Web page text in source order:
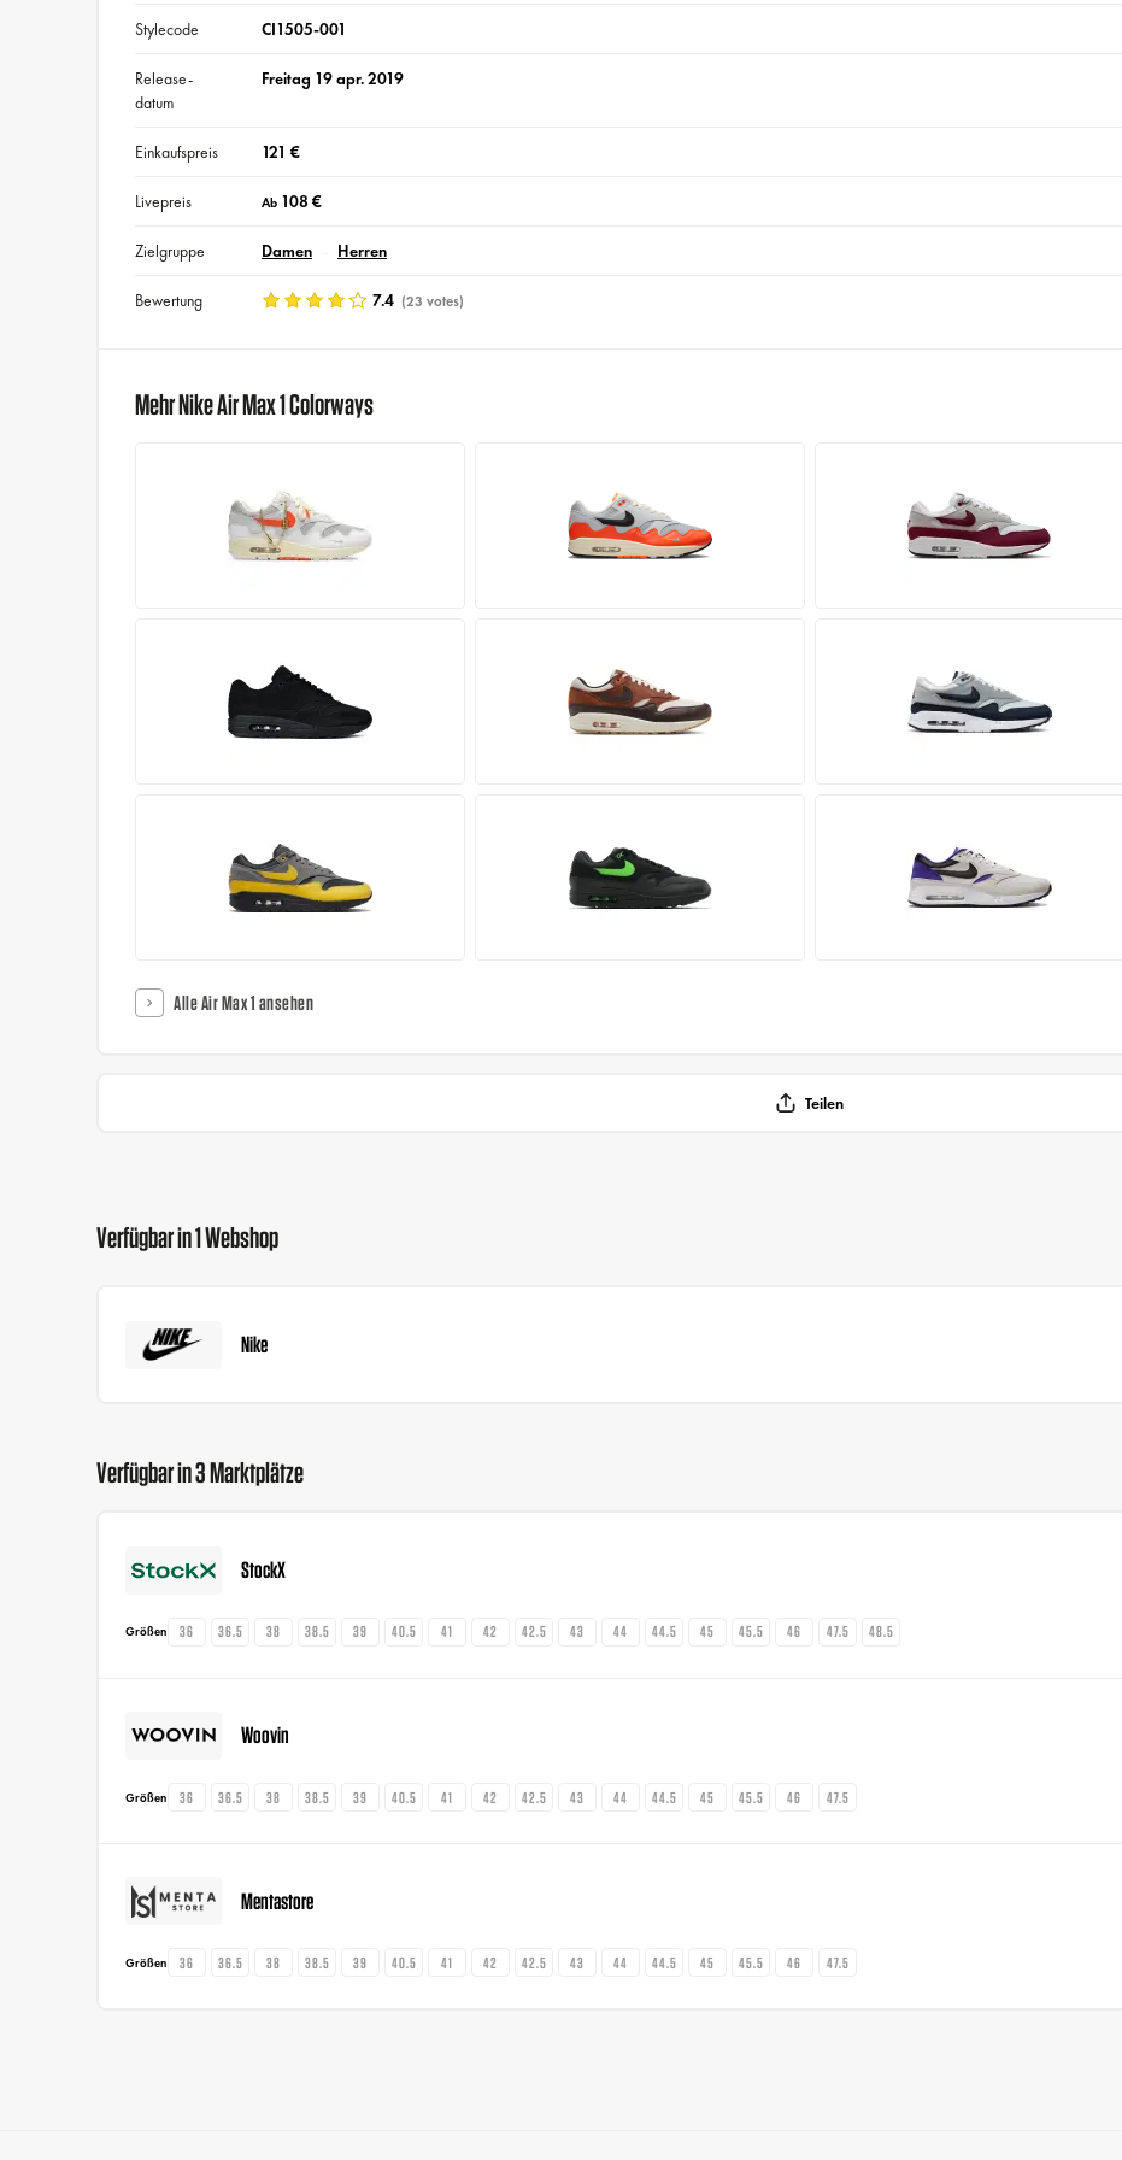
Stylecode CI1505-001
Release-
datum
Freitag 19 apr. 2019
Einkaufspreis 121 €
Livepreis Ab108 €
Zielgruppe Damen Herren
Bewertung 7.4 (23 votes)
Mehr Nike Air Max 1 Colorways
Alle Air Max 1 ansehen
Teilen
Verfügbar in 1 Webshop
Nike
Verfügbar in 3 Marktplätze
StockX
Größen 36 36.5 38 38.5 39 40.5 41 42 42.5 43 44 44.5 45 45.5 46 47.5 48.5
Woovin
Größen 36 36.5 38 38.5 39 40.5 41 42 42.5 43 44 44.5 45 45.5 46 47.5
Mentastore
Größen 36 36.5 38 38.5 39 40.5 41 42 42.5 43 44 44.5 45 45.5 46 47.5